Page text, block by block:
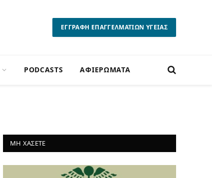
ΕΓΓΡΑΦΗ ΕΠΑΓΓΕΛΜΑΤΙΩΝ ΥΓΕΙΑΣ
PODCASTS ΑΦΙΕΡΩΜΑΤΑ
ΜΗ ΧΑΣΕΤΕ